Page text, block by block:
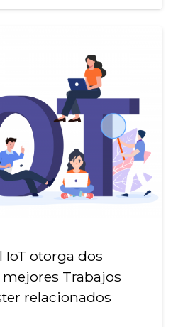
IoT otorga dos
Trabajos
relacionados